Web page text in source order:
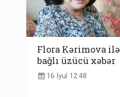
Flora Kərimova ilə
bağlı üzücü xəbər
16 İyul 12:48